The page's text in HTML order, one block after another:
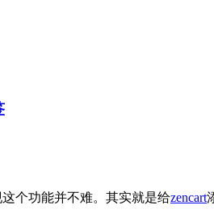
这个功能并不难。其实就是给zencart